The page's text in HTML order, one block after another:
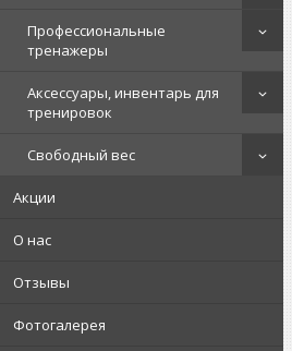
Профессиональные
тренажеры
Аксессуары, инвентарь для
тренировок
Свободный вес
Акции
О нас
Отзывы
Фотогалерея